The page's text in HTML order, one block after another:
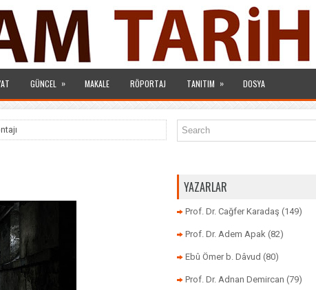
GÜNCEL » MAKALE RÖPORTAJ TANITIM » DOSYA
YAZARLAR
Prof. Dr. Cağfer Karadaş (149)
Prof. Dr. Adem Apak (82)
Ebû Ömer b. Dâvud (80)
Prof. Dr. Adnan Demircan (79)